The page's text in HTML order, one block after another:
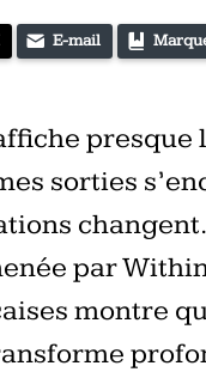
E-mail
presque
sorties
par
montre